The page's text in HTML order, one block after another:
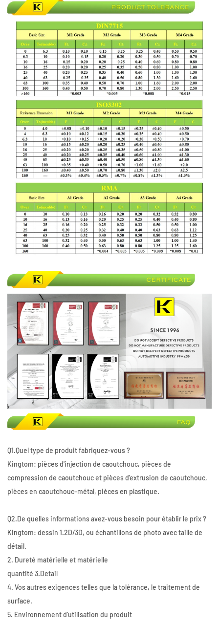
Q1.Quel type de produit fabriquez-vous ?
Kingtom: pièces d'injection de caoutchouc, pièces de
compression de caoutchouc et pièces d'extrusion de caoutchouc,
pièces en caoutchouc-métal, pièces en plastique.
Q2.De quelles informations avez-vous besoin pour établir le prix ?
Kingtom: dessin 1.2D/3D, ou échantillons de photo avec taille de
détail.
2. Dureté matérielle et matérielle
quantité 3.Detail
4. Vos autres exigences telles que la tolérance, le traitement de
surface.
5. Environnement d'utilisation du produit